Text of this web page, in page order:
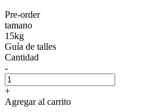
Pre-order
tamano
15kg
Guía de talles
Cantidad
-
+
Agregar al carrito